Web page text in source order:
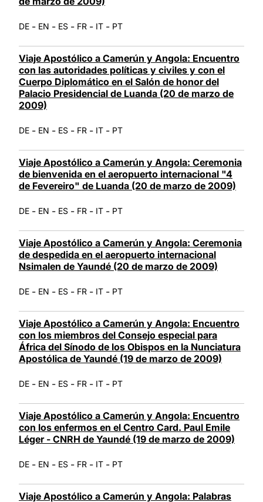
DE - EN - ES - FR - IT - PT
Viaje Apostólico a Camerún y Angola: Encuentro
con las autoridades políticas y civiles y con el
Cuerpo Diplomático en el Salón de honor del
Palacio Presidencial de Luanda (20 de marzo de
2009)
DE - EN - ES - FR - IT - PT
Viaje Apostólico a Camerún y Angola: Ceremonia
de bienvenida en el aeropuerto internacional "4
de Fevereiro" de Luanda (20 de marzo de 2009)
DE - EN - ES - FR - IT - PT
Viaje Apostólico a Camerún y Angola: Ceremonia
de despedida en el aeropuerto internacional
Nsimalen de Yaundé (20 de marzo de 2009)
DE - EN - ES - FR - IT - PT
Viaje Apostólico a Camerún y Angola: Encuentro
con los miembros del Consejo especial para
África del Sínodo de los Obispos en la Nunciatura
Apostólica de Yaundé (19 de marzo de 2009)
DE - EN - ES - FR - IT - PT
Viaje Apostólico a Camerún y Angola: Encuentro
con los enfermos en el Centro Card. Paul Emile
Léger - CNRH de Yaundé (19 de marzo de 2009)
DE - EN - ES - FR - IT - PT
Viaje Apostólico a Camerún y Angola: Palabras